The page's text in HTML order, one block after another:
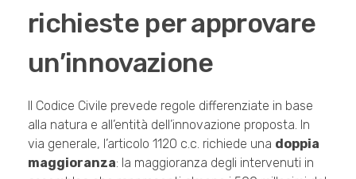
richieste per approvare
un’innovazione
Il Codice Civile prevede regole differenziate in base
alla natura e all’entità dell’innovazione proposta. In
via generale, l’articolo 1120 c.c. richiede una doppia
maggioranza: la maggioranza degli intervenuti in